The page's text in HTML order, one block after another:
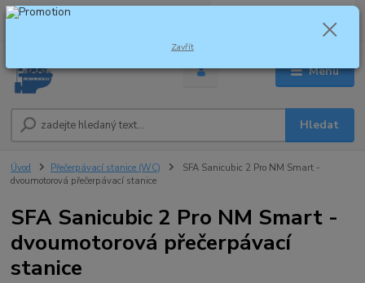
Menu
Hledat
0,00 Kč
Úvod Přečerpávací stanice (WC)
SFA Sanicubic 2 Pro NM Smart -
dvoumotorová přečerpávací stanice
SFA Sanicubic 2 Pro NM Smart -
dvoumotorová přečerpávací
stanice
Zavřít